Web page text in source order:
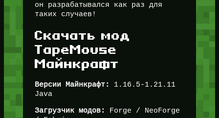
он разрабатывался как раз для
таких случаев!
Скачать мод
TapeMouse
Майнкрафт
Версии Майнкрафт:
1.16.5-1.21.11
Java
Загрузчик модов:
Forge / NeoForge